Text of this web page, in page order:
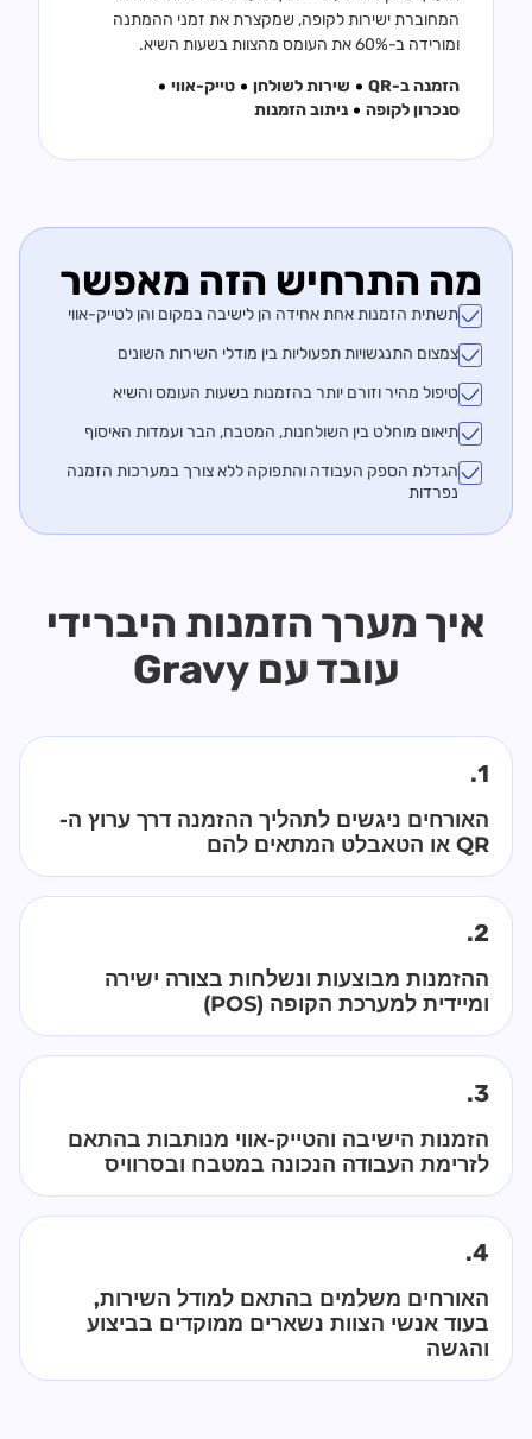
המחוברת ישירות לקופה, שמקצרת את זמני ההמתנה
ומורידה ב-60% את העומס מהצוות בשעות השיא.
הזמנה ב-QR שירות לשולחן
טייק-אווי
סנכרון לקופה
ניתוב הזמנות
מה התרחיש הזה מאפשר
תשתית הזמנות אחת אחידה הן לישיבה במקום והן לטייק-אווי
צמצום התנגשויות תפעוליות בין מודלי השירות השונים
טיפול מהיר וזורם יותר בהזמנות בשעות העומס והשיא
תיאום מוחלט בין השולחנות, המטבח, הבר ועמדות האיסוף
הגדלת הספק העבודה והתפוקה ללא צורך במערכות הזמנה
נפרדות
איך מערך הזמנות היברידי
עובד עם Gravy
1.
האורחים ניגשים לתהליך ההזמנה דרך ערוץ ה-
QR או הטאבלט המתאים להם
2.
ההזמנות מבוצעות ונשלחות בצורה ישירה
ומיידית למערכת הקופה (POS)
3.
הזמנות הישיבה והטייק-אווי מנותבות בהתאם
לזרימת העבודה הנכונה במטבח ובסרוויס
4.
האורחים משלמים בהתאם למודל השירות,
בעוד אנשי הצוות נשארים ממוקדים בביצוע
והגשה